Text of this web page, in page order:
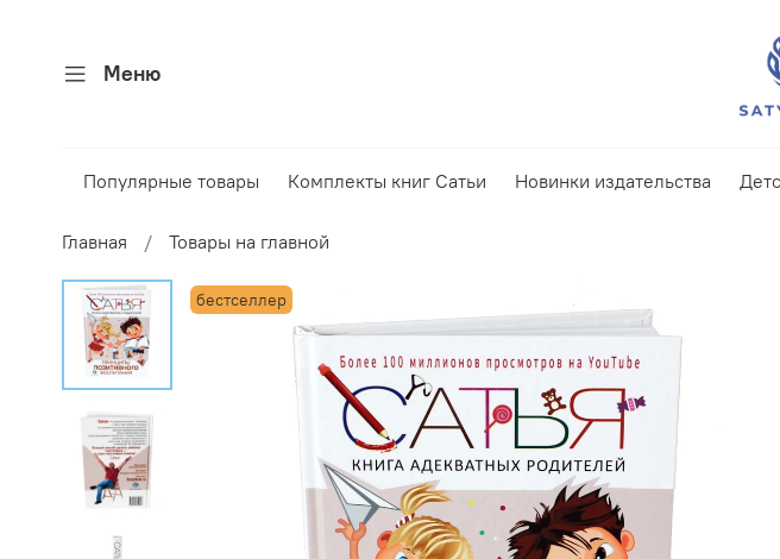
Меню
Популярные товары Комплекты книг Сатьи Новинки издательства
Главная Товары на главной
бестселлер